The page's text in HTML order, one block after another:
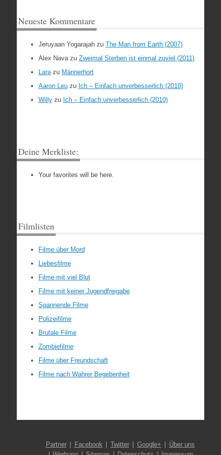
Neueste Kommentare
Jeruyaan Yogarajahzu The Man from Earth (2007)
Alex Navazu Zweimal Sterben ist einmal zuviel (2011)
Larazu Männerhort
Aaron Leuzu Ich – Einfach unverbesserlich (2010)
Willyzu Ich – Einfach unverbesserlich (2010)
Deine Merkliste:
Your favorites will be here.
Filmlisten
Filme über Mord
Liebesfilme
Filme mit viel Blut
Filme mit keiner Jugendfreigabe
Spannende Filme
Polizeifilme
Brutale Filme
Zombiefilme
Filme über Freundschaft
Filme nach Wahrer Begebenheit
Partner Facebook Twitter Google+
Über uns